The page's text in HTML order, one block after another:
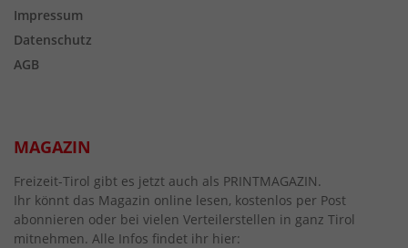
Impressum
Datenschutz
AGB
MAGAZIN
Freizeit-Tirol gibt es jetzt auch als PRINTMAGAZIN.
Ihr könnt das Magazin online lesen, kostenlos per Post
abonnieren oder bei vielen Verteilerstellen in ganz Tirol
mitnehmen. Alle Infos findet ihr hier: